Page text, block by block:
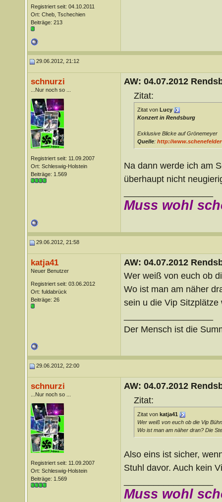
Registriert seit: 04.10.2011
Ort: Cheb, Tschechien
Beiträge: 213
29.06.2012, 21:12
schnurzi
...Nur noch so ...
Registriert seit: 11.09.2007
Ort: Schleswig-Holstein
Beiträge: 1.569
AW: 04.07.2012
Zitat:
Zitat von Lucy
Konzert in Rendsburg
Exklusive Blicke auf Grönemeyer
Quelle: http://
Na dann werde ich am
überhaupt nicht
Muss wohl
29.06.2012, 21:58
katja41
Neuer Benutzer
Registriert seit: 03.06.2012
Ort: fuldabrück
Beiträge: 26
AW: 04.07.2012
Wer weiß von euch ob
Wo ist man am näher
sein u die Vip Sitzplätze
Der Mensch ist die
29.06.2012, 22:00
schnurzi
...Nur noch so ...
Registriert seit: 11.09.2007
Ort: Schleswig-Holstein
Beiträge: 1.569
AW: 04.07.2012
Zitat:
Zitat von katja41
Wer weiß von euch ob die Vip
Wo ist man am näher dran? Die
Also eins ist sicher,
Stuhl davor. Auch kein
Muss wohl